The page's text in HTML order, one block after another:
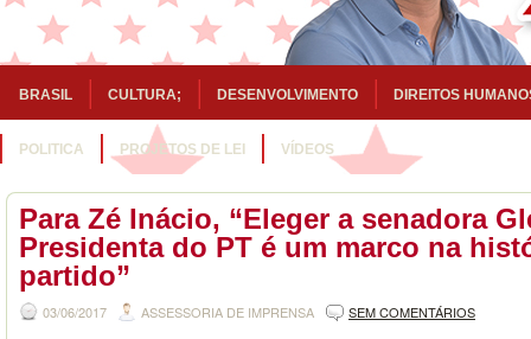
BRASIL CULTURA; DESENVOLVIMENTO DIREITOS
POLITICA PROJETOS DE LEI VÍDEOS
Para Zé Inácio, “Eleger a senadora
Presidenta do PT é um marco na
partido”
03/06/2017 ASSESSORIA DE IMPRENSA SEM COMENTÁRIOS